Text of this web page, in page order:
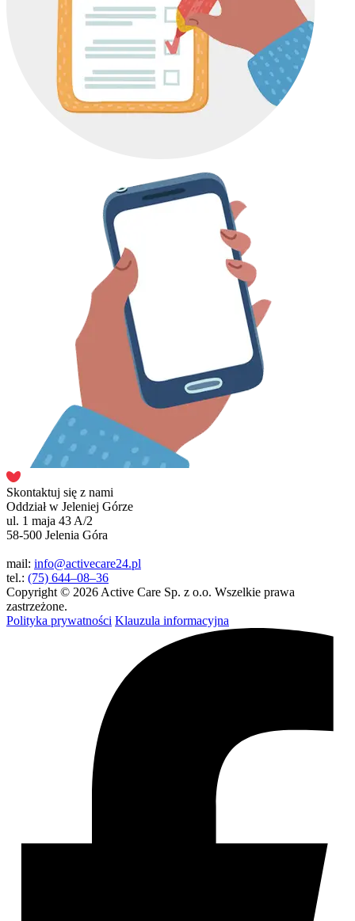
Skontaktuj się z nami
Oddział w Jeleniej Górze
ul. 1 maja 43 A/2
58-500 Jelenia Góra
mail: info@activecare24.pl
tel.: (75) 644–08–36
Copyright © 2026 Active Care Sp. z o.o. Wszelkie prawa
zastrzeżone.
Polityka prywatności Klauzula informacyjna